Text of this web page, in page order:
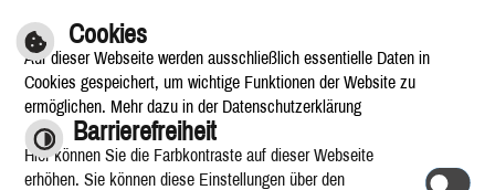
Cookies
Auf dieser Webseite werden ausschließlich essentielle Daten in
Cookies gespeichert, um wichtige Funktionen der Website zu
ermöglichen. Mehr dazu in der Datenschutzerklärung
Barrierefreiheit
Hier können Sie die Farbkontraste auf dieser Webseite
erhöhen. Sie können diese Einstellungen über den